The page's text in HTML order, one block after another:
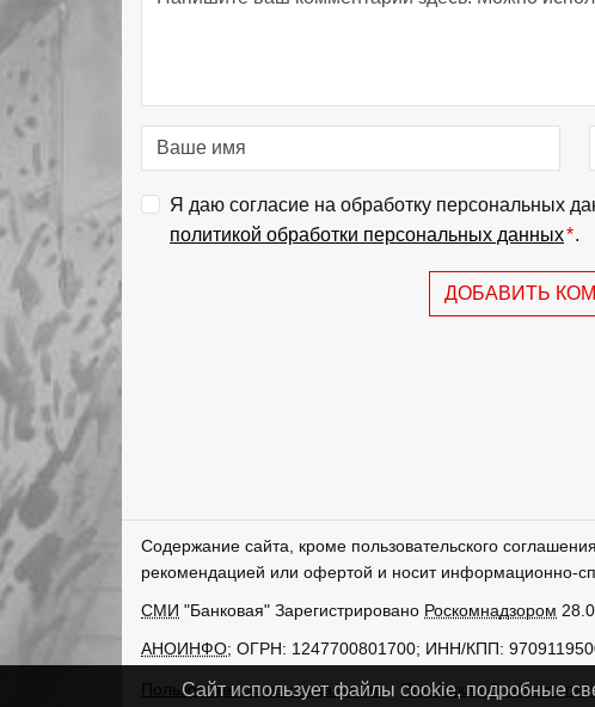
Я даю согласие на обработку персональных
политикой обработки персональных данных*.
ДОБАВИТЬ
Содержание сайта, кроме пользовательского
рекомендацией или офертой и носит информационно-
СМИ "Банковая" Зарегистрировано Роскомнадзором
АНОИНФО; ОГРН: 1247700801700; ИНН/КПП:
Пользовательское соглашение Политика обработки
Сайт использует файлы cookie, подробные